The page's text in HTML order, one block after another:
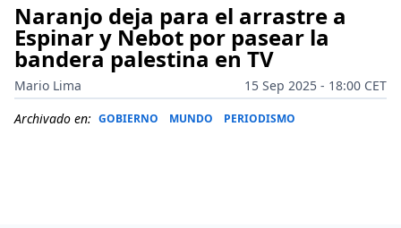
Naranjo deja para el arrastre a
Espinar y Nebot por pasear la
bandera palestina en TV
Mario Lima
15 Sep 2025 - 18:00 CET
Archivado en: GOBIERNO MUNDO PERIODISMO